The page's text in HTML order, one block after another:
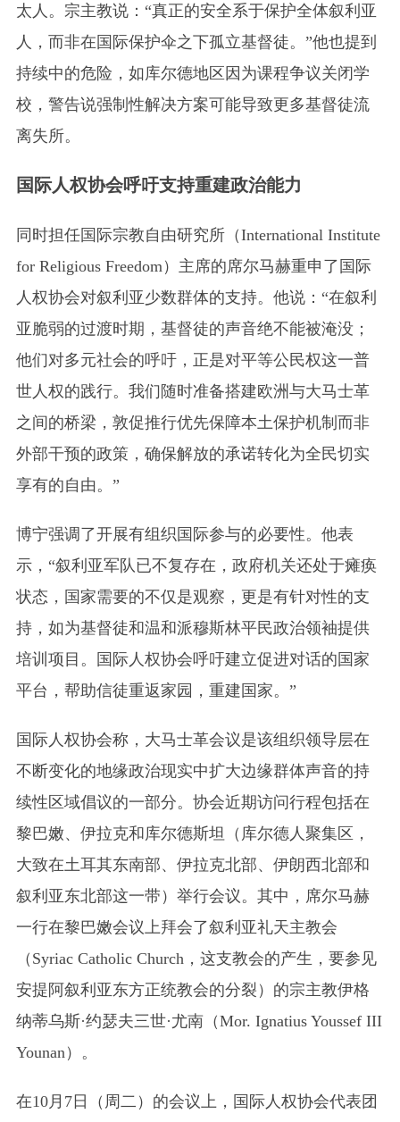
太人。宗主教说：“真正的安全系于保护全体叙利亚
人，而非在国际保护伞之下孤立基督徒。”他也提到
持续中的危险，如库尔德地区因为课程争议关闭学
校，警告说强制性解决方案可能导致更多基督徒流
离失所。
国际人权协会呼吁支持重建政治能力
同时担任国际宗教自由研究所（International Institute
for Religious Freedom） 主席的席尔马赫重申了国际
人权协会对叙利亚少数群体的支持。他说：“在叙利
亚脆弱的过渡时期，基督徒的声音绝不能被淹没；
他们对多元社会的呼吁，正是对平等公民权这一普
世人权的践行。我们随时准备搭建欧洲与大马士革
之间的桥梁，敦促推行优先保障本土保护机制而非
外部干预的政策，确保解放的承诺转化为全民切实
享有的自由。”
博宁强调了开展有组织国际参与的必要性。他表
示，“叙利亚军队已不复存在，政府机关还处于瘫痪
状态，国家需要的不仅是观察，更是有针对性的支
持，如为基督徒和温和派穆斯林平民政治领袖提供
培训项目。国际人权协会呼吁建立促进对话的国家
平台，帮助信徒重返家园，重建国家。”
国际人权协会称，大马士革会议是该组织领导层在
不断变化的地缘政治现实中扩大边缘群体声音的持
续性区域倡议的一部分。协会近期访问行程包括在
黎巴嫩、伊拉克和库尔德斯坦 （库尔德人聚集区，
大致在土耳其东南部、伊拉克北部、伊朗西北部和
叙利亚东北部这一带） 举行会议。其中，席尔马赫
一行在黎巴嫩会议上拜会了叙利亚礼天主教会
（Syriac Catholic Church，这支教会的产生，要参见
安提阿叙利亚东方正统教会的分裂） 的宗主教伊格
纳蒂乌斯·约瑟夫三世·尤南（Mor. Ignatius Youssef III
Younan）
。
在10月7日（周二）的会议上，国际人权协会代表团